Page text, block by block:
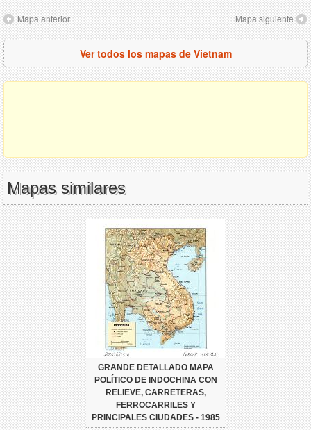
Mapa anterior Mapa siguiente
Ver todos los mapas de Vietnam
Mapas similares
GRANDE DETALLADO MAPA
POLÍTICO DE INDOCHINA CON
RELIEVE, CARRETERAS,
FERROCARRILES Y
PRINCIPALES CIUDADES - 1985